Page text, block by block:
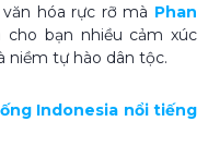
hóa rực rỡ mà Phan
bạn nhiều cảm xúc
niềm tự hào dân tộc.
Indonesia nổi tiếng